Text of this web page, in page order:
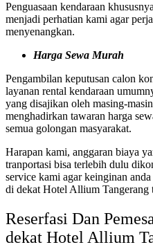
Penguasaan kendaraan
menjadi perhatian kami agar
menyenangkan.
Harga Sewa Murah
Pengambilan keputusan calon
layanan rental kendaraan
yang disajikan oleh masing-
menghadirkan tawaran harga
semua golongan masyarakat.
Harapan kami, anggaran biaya
tranportasi bisa terlebih dulu
service kami agar keinginan
di dekat Hotel Allium Tangerang
Reserfasi Dan
dekat Hotel Allium